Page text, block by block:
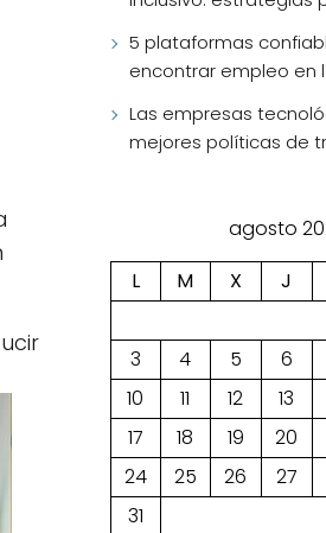
5 plataformas
encontrar empleo en
Las empresas
mejores políticas de
agosto
L
M X J
3
4 5 6
10
11 12 13
17
18 19 20
24
25 26 27
31